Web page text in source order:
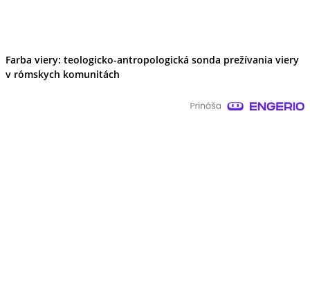
Farba viery: teologicko-antropologická sonda prežívania viery
v rómskych komunitách